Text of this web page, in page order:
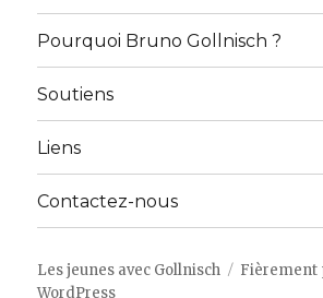
Pourquoi Bruno Gollnisch ?
Soutiens
Liens
Contactez-nous
Les jeunes avec Gollnisch
Fièrement
WordPress